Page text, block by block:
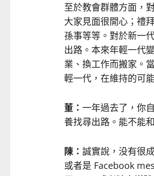
至於教會群體方面，
大家見面很開心；禮
孫事等等。對於新一
出路。本來年輕一代
業、換工作而搬家。
輕一代，在維持的可
董： 一年過去了，你
養找尋出路。能不能
陳： 誠實說，没有很
或者是 Facebook